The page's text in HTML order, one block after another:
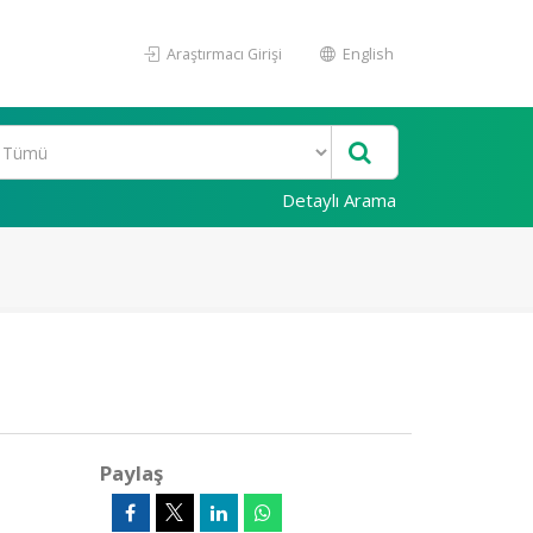
Araştırmacı Girişi English
Detaylı Arama
Paylaş